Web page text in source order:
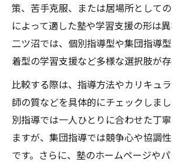
策、苦手克服、または居場所として
によって適した塾や学習支援の形は
二ツ沼では、個別指導型や集団指導
着型の学習支援など多様な選択肢が存
比較する際は、指導方法やカリキュ
師の質などを具体的にチェックしま
別指導では一人ひとりに合わせた丁
ますが、集団指導では競争心や協調
です。さらに、塾のホームページや